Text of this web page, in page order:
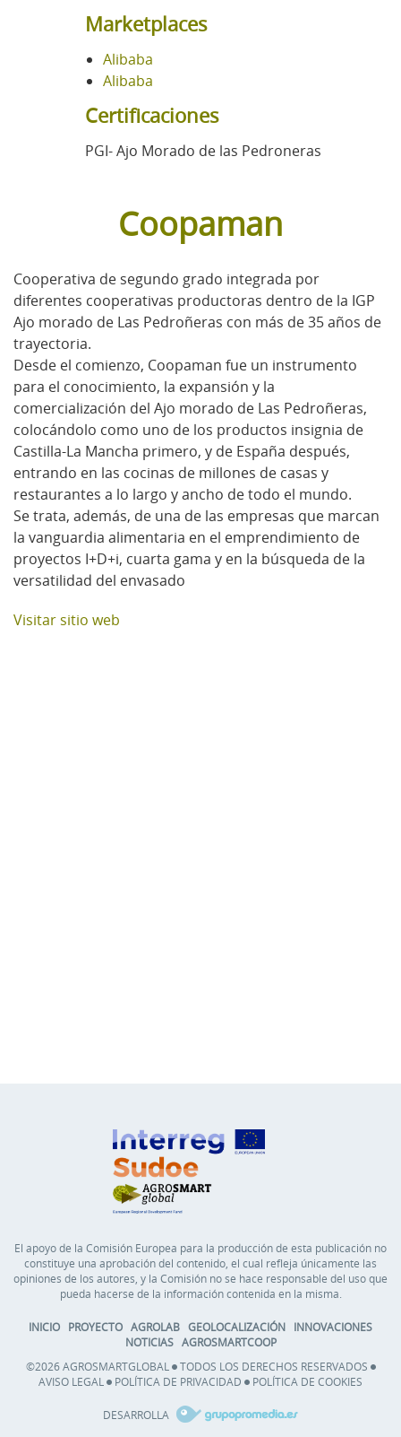
Marketplaces
Alibaba
Alibaba
Certificaciones
PGI- Ajo Morado de las Pedroneras
Coopaman
Cooperativa de segundo grado integrada por
diferentes cooperativas productoras dentro de la IGP
Ajo morado de Las Pedroñeras con más de 35 años de
trayectoria.
Desde el comienzo, Coopaman fue un instrumento
para el conocimiento, la expansión y la
comercialización del Ajo morado de Las Pedroñeras,
colocándolo como uno de los productos insignia de
Castilla-La Mancha primero, y de España después,
entrando en las cocinas de millones de casas y
restaurantes a lo largo y ancho de todo el mundo.
Se trata, además, de una de las empresas que marcan
la vanguardia alimentaria en el emprendimiento de
proyectos I+D+i, cuarta gama y en la búsqueda de la
versatilidad del envasado
Visitar sitio web
El apoyo de la Comisión Europea para la producción de esta publicación no
constituye una aprobación del contenido, el cual refleja únicamente las
opiniones de los autores, y la Comisión no se hace responsable del uso que
pueda hacerse de la información contenida en la misma.
INICIO PROYECTO AGROLAB GEOLOCALIZACIÓN
INNOVACIONES
NOTICIAS AGROSMARTCOOP
©2026 AGROSMARTGLOBAL
TODOS LOS DERECHOS RESERVADOS
AVISO LEGAL
POLÍTICA DE PRIVACIDAD POLÍTICA DE COOKIES
DESARROLLA